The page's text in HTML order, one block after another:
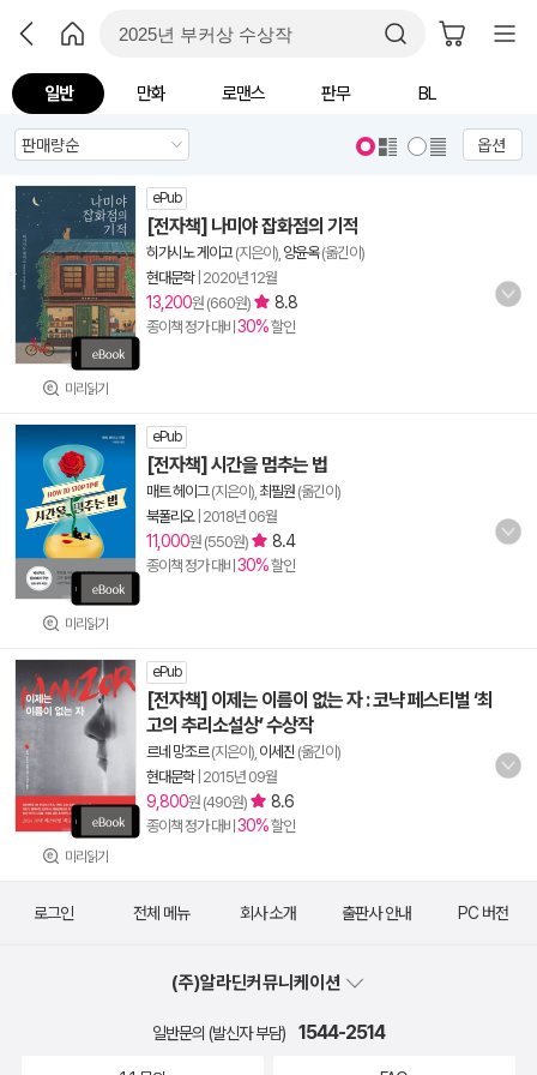
일반 만화 로맨스 판무 BL
옵션
미리읽기
ePub
[전자책] 나미야 잡화점의 기적
히가시노 게이고(지은이), 양윤옥(옮긴이)
현대문학| 2020년 12월
13,200원 (660원) 8.8
종이책 정가 대비 30%할인
미리읽기
ePub
[전자책] 시간을 멈추는 법
매트 헤이그(지은이), 최필원 (옮긴이)
북폴리오| 2018년 06월
11,000원 (550원) 8.4
종이책 정가 대비 30%할인
미리읽기
ePub
[전자책] 이제는 이름이 없는 자 : 코냑 페스티벌 ‘최
고의 추리소설상’ 수상작
르네 망조르(지은이), 이세진 (옮긴이)
현대문학| 2015년 09월
9,800원 (490원) 8.6
종이책 정가 대비 30%할인
로그인 전체 메뉴 회사 소개 출판사 안내 PC 버전
(주)알라딘커뮤니케이션
일반문의 (발신자 부담) 1544-2514